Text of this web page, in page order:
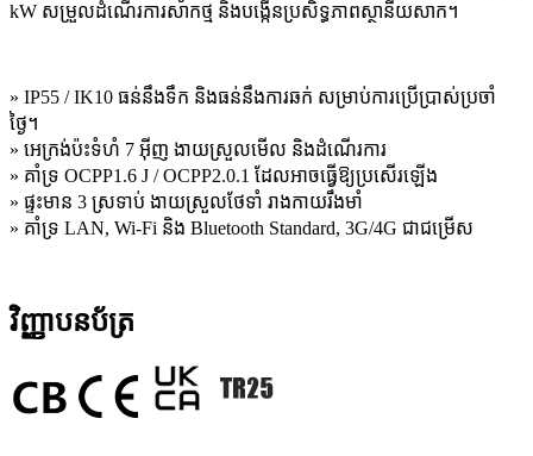
kW សម្រួលដំណើរការសាកថ្ម និងបង្កើនប្រសិទ្ធភាពស្ថានីយសាក។
» IP55 / IK10 ធន់នឹងទឹក និងធន់នឹងការឆក់ សម្រាប់ការប្រើប្រាស់ប្រចាំ
ថ្ងៃ។
» អេក្រង់ប៉ះទំហំ 7 អ៊ីញ ងាយស្រួលមើល និងដំណើរការ
» គាំទ្រ OCPP1.6 J / OCPP2.0.1 ដែលអាចធ្វើឱ្យប្រសើរឡើង
» ផ្ទះមាន 3 ស្រទាប់ ងាយស្រួលថែទាំ រាងកាយរឹងមាំ
» គាំទ្រ LAN, Wi-Fi និង Bluetooth Standard, 3G/4G ជាជម្រើស
វិញ្ញាបនប័ត្រ